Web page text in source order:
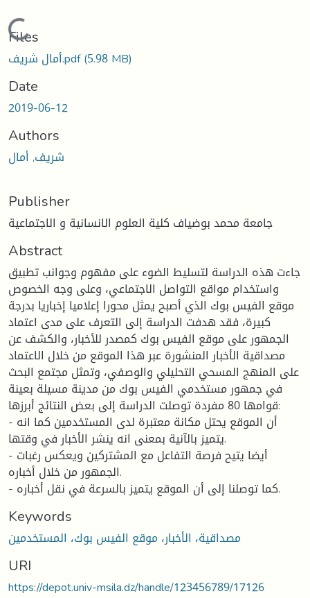
Loading...
Files
أمال شريف.pdf(5.98 MB)
Date
2019-06-12
Authors
شريف, أمال
Publisher
جامعة محمد بوضياف كلية العلوم الانسانية و الاجتماعية
Abstract
جاءت هذه الدراسة لتسليط الضوء على مفهوم وجوانب تطبيق
واستخدام مواقع التواصل الاجتماعي، وعلى وجه الخصوص
موقع الفيس بوك الذي أصبح يمثل محورا إعلاميا إخباريا بدرجة
كبيرة، فقد هدفت الدراسة إلى التعرف على مدى اعتماد
الجمهور على موقع الفيس بوك كمصدر للأخبار، والكشف عن
مصداقية الأخبار المنشورة عبر هذا الموقع من خلال الاعتماد
على المنهج المسحي التحليلي والوصفي، وتمثل مجتمع البحث
في جمهور مستخدمي الفيس بوك من مدينة مسيلة بعينة
قوامها 80 مفردة توصلت الدراسة إلى بعض النتائج أبرزها:
- أن الموقع يحتل مكانة معتبرة لدى المستخدمين كما انه
يتميز بالآنية بمعنى انه ينشر الأخبار في وقتها.
- أيضا يتيح فرصة التفاعل مع المشتركين ويعكس رغبات
الجمهور من خلال أخباره.
- كما توصلنا إلى أن الموقع يتميز بالسرعة في نقل أخباره.
Keywords
مصداقية، الأخبار، موقع الفيس بوك، المستخدمين
URI
https://depot.univ-msila.dz/handle/123456789/17126